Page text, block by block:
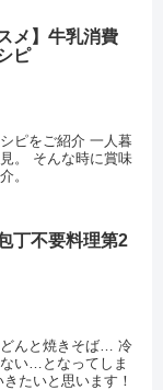
メ】牛乳消費
ピ
ピをご紹介 一人暮
。 そんな時に賞味
。
丁不要料理第2
んと焼きそば… 冷
い…となってしま
たいと思います！